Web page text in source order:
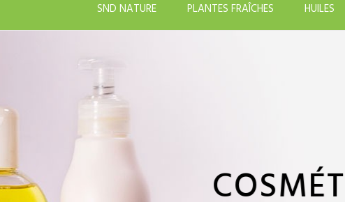
SND NATURE PLANTES FRAÎCHES HUILES